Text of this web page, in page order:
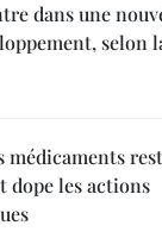
dans une
selon
médicaments
dope les actions